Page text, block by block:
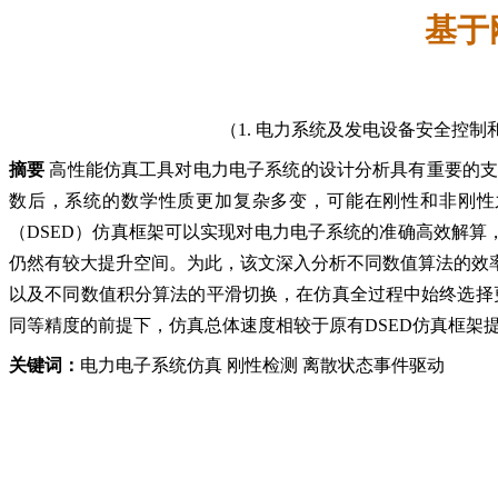
基于
（1. 电力系统及发电设备安全控
摘要高性能仿真工具对电力电子系统的设计分析具有重要的
数后，系统的数学性质更加复杂多变，可能在刚性和非刚
（DSED）仿真框架可以实现对电力电子系统的准确高效解
仍然有较大提升空间。为此，该文深入分析不同数值算法的
以及不同数值积分算法的平滑切换，在仿真全过程中始终选
同等精度的前提下，仿真总体速度相较于原有DSED仿真框
关键词： 电力电子系统仿真 刚性检测 离散状态事件驱动